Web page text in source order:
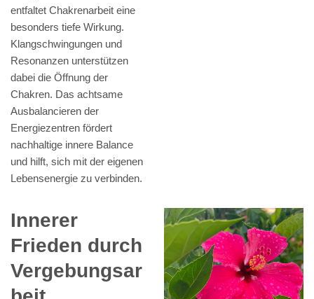
entfaltet Chakrenarbeit eine
besonders tiefe Wirkung.
Klangschwingungen und
Resonanzen unterstützen
dabei die Öffnung der
Chakren. Das achtsame
Ausbalancieren der
Energiezentren fördert
nachhaltige innere Balance
und hilft, sich mit der eigenen
Lebensenergie zu verbinden.
Innerer
Frieden durch
Vergebungsar